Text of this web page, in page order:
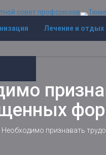
Лечение и отдых
Необходимо признавать